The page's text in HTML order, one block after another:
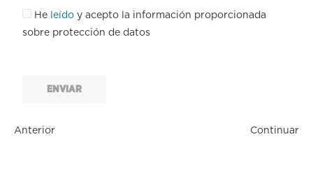
He leído y acepto la información proporcionada
sobre protección de datos
ENVIAR
Anterior Continuar